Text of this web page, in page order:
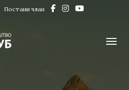
Постани члан